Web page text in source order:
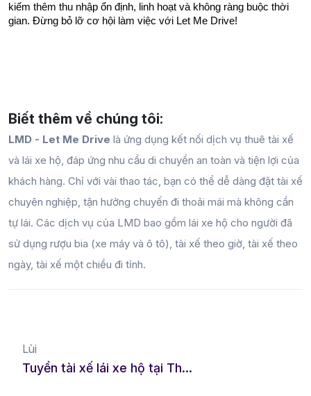
kiếm thêm thu nhập ổn định, linh hoạt và không ràng buộc thời
gian. Đừng bỏ lỡ cơ hội làm việc với Let Me Drive!
Biết thêm về chúng tôi:
LMD - Let Me Drive là ứng dụng kết nối dịch vụ thuê tài xế
và lái xe hộ, đáp ứng nhu cầu di chuyển an toàn và tiện lợi của
khách hàng. Chỉ với vài thao tác, bạn có thể dễ dàng đặt tài xế
chuyên nghiệp, tận hưởng chuyến đi thoải mái mà không cần
tự lái. Các dịch vụ của LMD bao gồm lái xe hộ cho người đã
sử dụng rượu bia (xe máy và ô tô), tài xế theo giờ, tài xế theo
ngày, tài xế một chiều đi tỉnh.
Lùi
Tuyển tài xế lái xe hộ tại Thủ Dầu Một – Thu nhập linh hoạt, công việc tự do